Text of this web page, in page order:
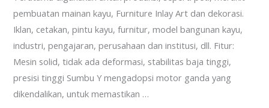
pembuatan mainan kayu, Furniture Inlay Art dan dekorasi.
Iklan, cetakan, pintu kayu, furnitur, model bangunan kayu,
industri, pengajaran, perusahaan dan institusi, dll. Fitur:
Mesin solid, tidak ada deformasi, stabilitas baja tinggi,
presisi tinggi Sumbu Y mengadopsi motor ganda yang
dikendalikan, untuk memastikan …